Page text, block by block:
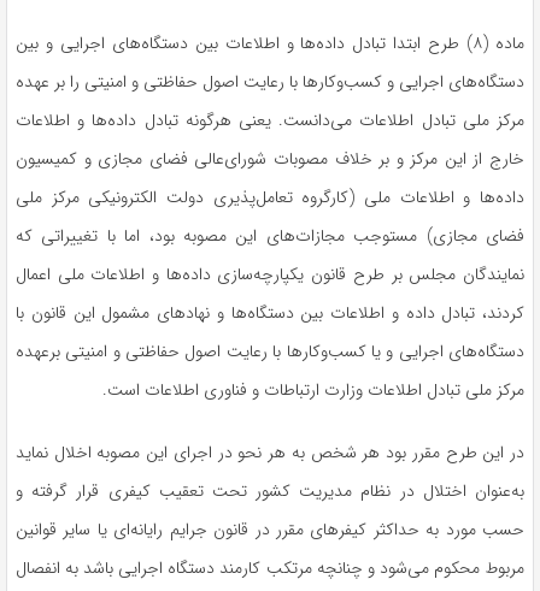
ماده (۸) طرح ابتدا تبادل داده‌ها و اطلاعات بین دستگاه‌های اجرایی و بین
دستگاه‌های اجرایی و کسب‌وکارها با رعایت اصول حفاظتی و امنیتی را بر عهده
مرکز ملی تبادل اطلاعات می‌دانست. یعنی هرگونه تبادل داده‌ها و اطلاعات
خارج از این مرکز و بر خلاف مصوبات شورای‌عالی فضای مجازی و کمیسیون
داده‌ها و اطلاعات ملی (کارگروه تعامل‌پذیری دولت الکترونیکی مرکز ملی
فضای مجازی) مستوجب مجازات‌های این مصوبه بود، اما با تغییراتی که
نمایندگان مجلس بر طرح قانون یکپارچه‌سازی داده‌ها و اطلاعات ملی اعمال
کردند، تبادل داده‌ و اطلاعات بین دستگاه‌ها و نهادهای مشمول این قانون با
دستگاه‌های اجرایی و یا کسب‌وکارها با رعایت اصول حفاظتی و امنیتی برعهده
مرکز ملی تبادل اطلاعات وزارت ارتباطات و فناوری اطلاعات است.
در این طرح مقرر بود هر شخص به هر نحو در اجرای این مصوبه اخلال نماید
به‌عنوان اختلال در نظام مدیریت کشور تحت تعقیب کیفری قرار گرفته و
حسب مورد به حداکثر کیفرهای مقرر در قانون جرایم رایانه‌ای یا سایر قوانین
مربوط محکوم می‌شود و چنانچه مرتکب کارمند دستگاه اجرایی باشد به انفصال